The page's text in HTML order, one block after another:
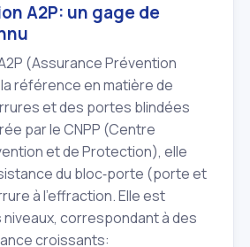
A2P: un gage de
(Assurance Prévention
référence en matière de
et des portes blindées
par le CNPP (Centre
et de Protection), elle
du bloc‑porte (porte et
à l'effraction. Elle est
correspondant à des
croissants: